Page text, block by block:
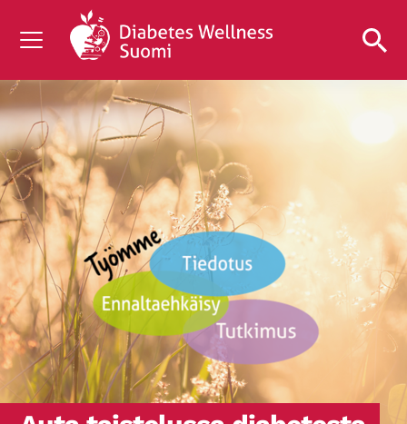
TIETOA DIABETEKSESTA
TUTKIMUS
AJANKOHTAISTA
TIETOA MEISTÄ
ILMAISET DIABETESTUOTTEET
LAHJOITA
Mittaa verensokerisi